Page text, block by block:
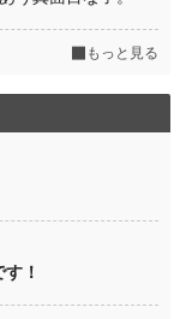
もっと見る
！